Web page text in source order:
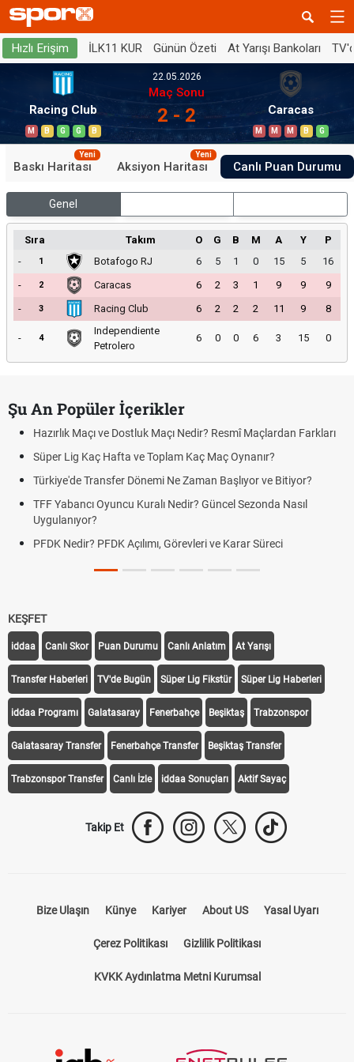
Hızlı Erişim İLK11 KUR Günün Özeti At Yarışı Bankoları
Racing Club
M B G G B
22.05.2026
Maç Sonu
2 - 2 Caracas
M M M B G
Baskı Haritası
Yeni
Aksiyon Haritası
Yeni
Canlı Puan Durumu
Genel
Sıra Takım O G B M A Y
P
-
1 Botafogo RJ 6 5 1 0 15 5
16
-
2 Caracas 6 2 3 1 9 9
9
-
3 Racing Club 6 2 2 2 11 9 8
- 4
Independiente
Petrolero
6 0 0 6 3 15 0
Şu An Popüler İçerikler
Hazırlık Maçı ve Dostluk Maçı Nedir? Resmî Maçlardan Farkları
Süper Lig Kaç Hafta ve Toplam Kaç Maç Oynanır?
Türkiye'de Transfer Dönemi Ne Zaman Başlıyor ve Bitiyor?
TFF Yabancı Oyuncu Kuralı Nedir? Güncel Sezonda Nasıl
Uygulanıyor?
PFDK Nedir? PFDK Açılımı, Görevleri ve Karar Süreci
KEŞFET
iddaa Canlı Skor Puan Durumu Canlı Anlatım At Yarışı
Transfer Haberleri TV'de Bugün Süper Lig Fikstür Süper Lig Haberleri
iddaa Programı Galatasaray Fenerbahçe Beşiktaş Trabzonspor
Galatasaray Transfer Fenerbahçe Transfer Beşiktaş Transfer
Trabzonspor Transfer Canlı İzle iddaa Sonuçları Aktif Sayaç
Takip Et
Bize Ulaşın Künye Kariyer About US Yasal Uyarı
Çerez Politikası Gizlilik Politikası
KVKK Aydınlatma Metni Kurumsal